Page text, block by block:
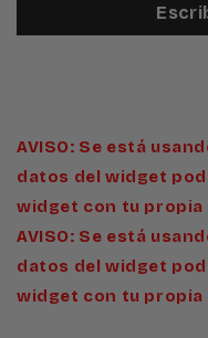
AVISO: Se está
datos del widget
widget con tu propia
AVISO: Se está
datos del widget
widget con tu propia